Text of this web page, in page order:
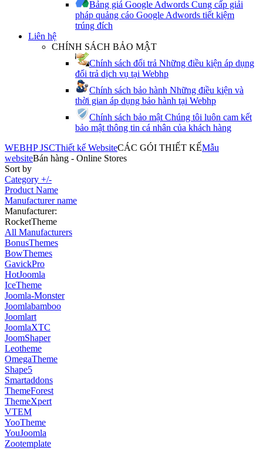
Bảng giá Google Adwords Cung cấp giải
pháp quảng cáo Google Adwords tiết kiệm
trúng đích
Liên hệ
CHÍNH SÁCH BẢO MẬT
Chính sách đổi trả Những điều kiện áp dụng
đổi trả dịch vụ tại Webhp
Chính sách bảo hành Những điều kiện và
thời gian áp dụng bảo hành tại Webhp
Chính sách bảo mật Chúng tôi luôn cam kết
bảo mật thông tin cá nhân của khách hàng
WEBHP JSCThiết kế WebsiteCÁC GÓI THIẾT KẾMẫu
websiteBán hàng - Online Stores
Sort by
Category +/-
Product Name
Manufacturer name
Manufacturer:
RocketTheme
All Manufacturers
BonusThemes
BowThemes
GavickPro
HotJoomla
IceTheme
Joomla-Monster
Joomlabamboo
Joomlart
JoomlaXTC
JoomShaper
Leotheme
OmegaTheme
Shape5
Smartaddons
ThemeForest
ThemeXpert
VTEM
YooTheme
YouJoomla
Zootemplate